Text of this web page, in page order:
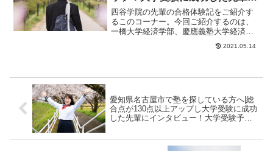
インタビュー！大学受験予備校四
谷学院
四谷学院の先輩の合格体験記をご紹介す
るこのコーナー。今回ご紹介するのは、
一橋大学経済学部、慶應義塾大学経済学
部・商学部、上智大学経済学部、東京理
2021.05.14
愛知県名古屋市で塾を探している方へ|総
合点が130点以上アップし大学受験に成功
した先輩にインタビュー！大学受験予備